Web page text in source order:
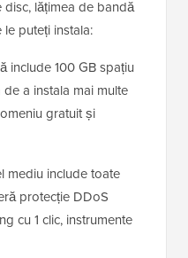
lățimea de bandă
puteți instala:
include 100 GB spațiu
a instala mai multe
gratuit și
mediu include toate
protecție DDoS
cu 1 clic, instrumente